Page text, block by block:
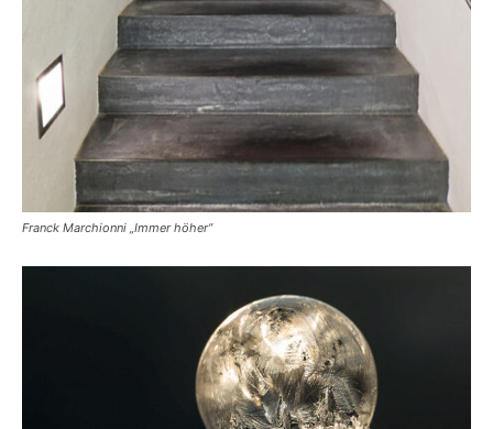
Franck Marchionni „Immer höher“